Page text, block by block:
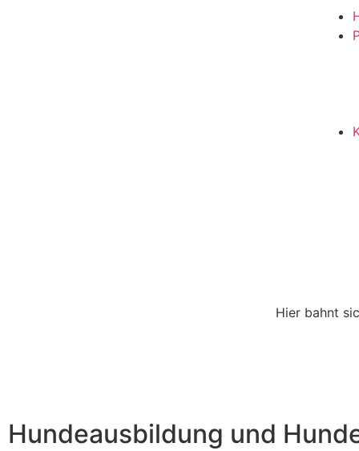
Hier bahnt
Hundeausbildung und